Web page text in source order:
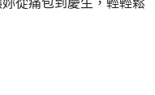
從痛包到慶生，輕輕鬆